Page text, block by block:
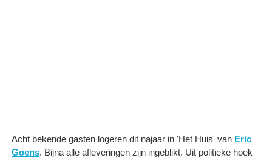
Acht bekende gasten logeren dit najaar in 'Het Huis' van Eric
Goens. Bijna alle afleveringen zijn ingeblikt. Uit politieke hoek